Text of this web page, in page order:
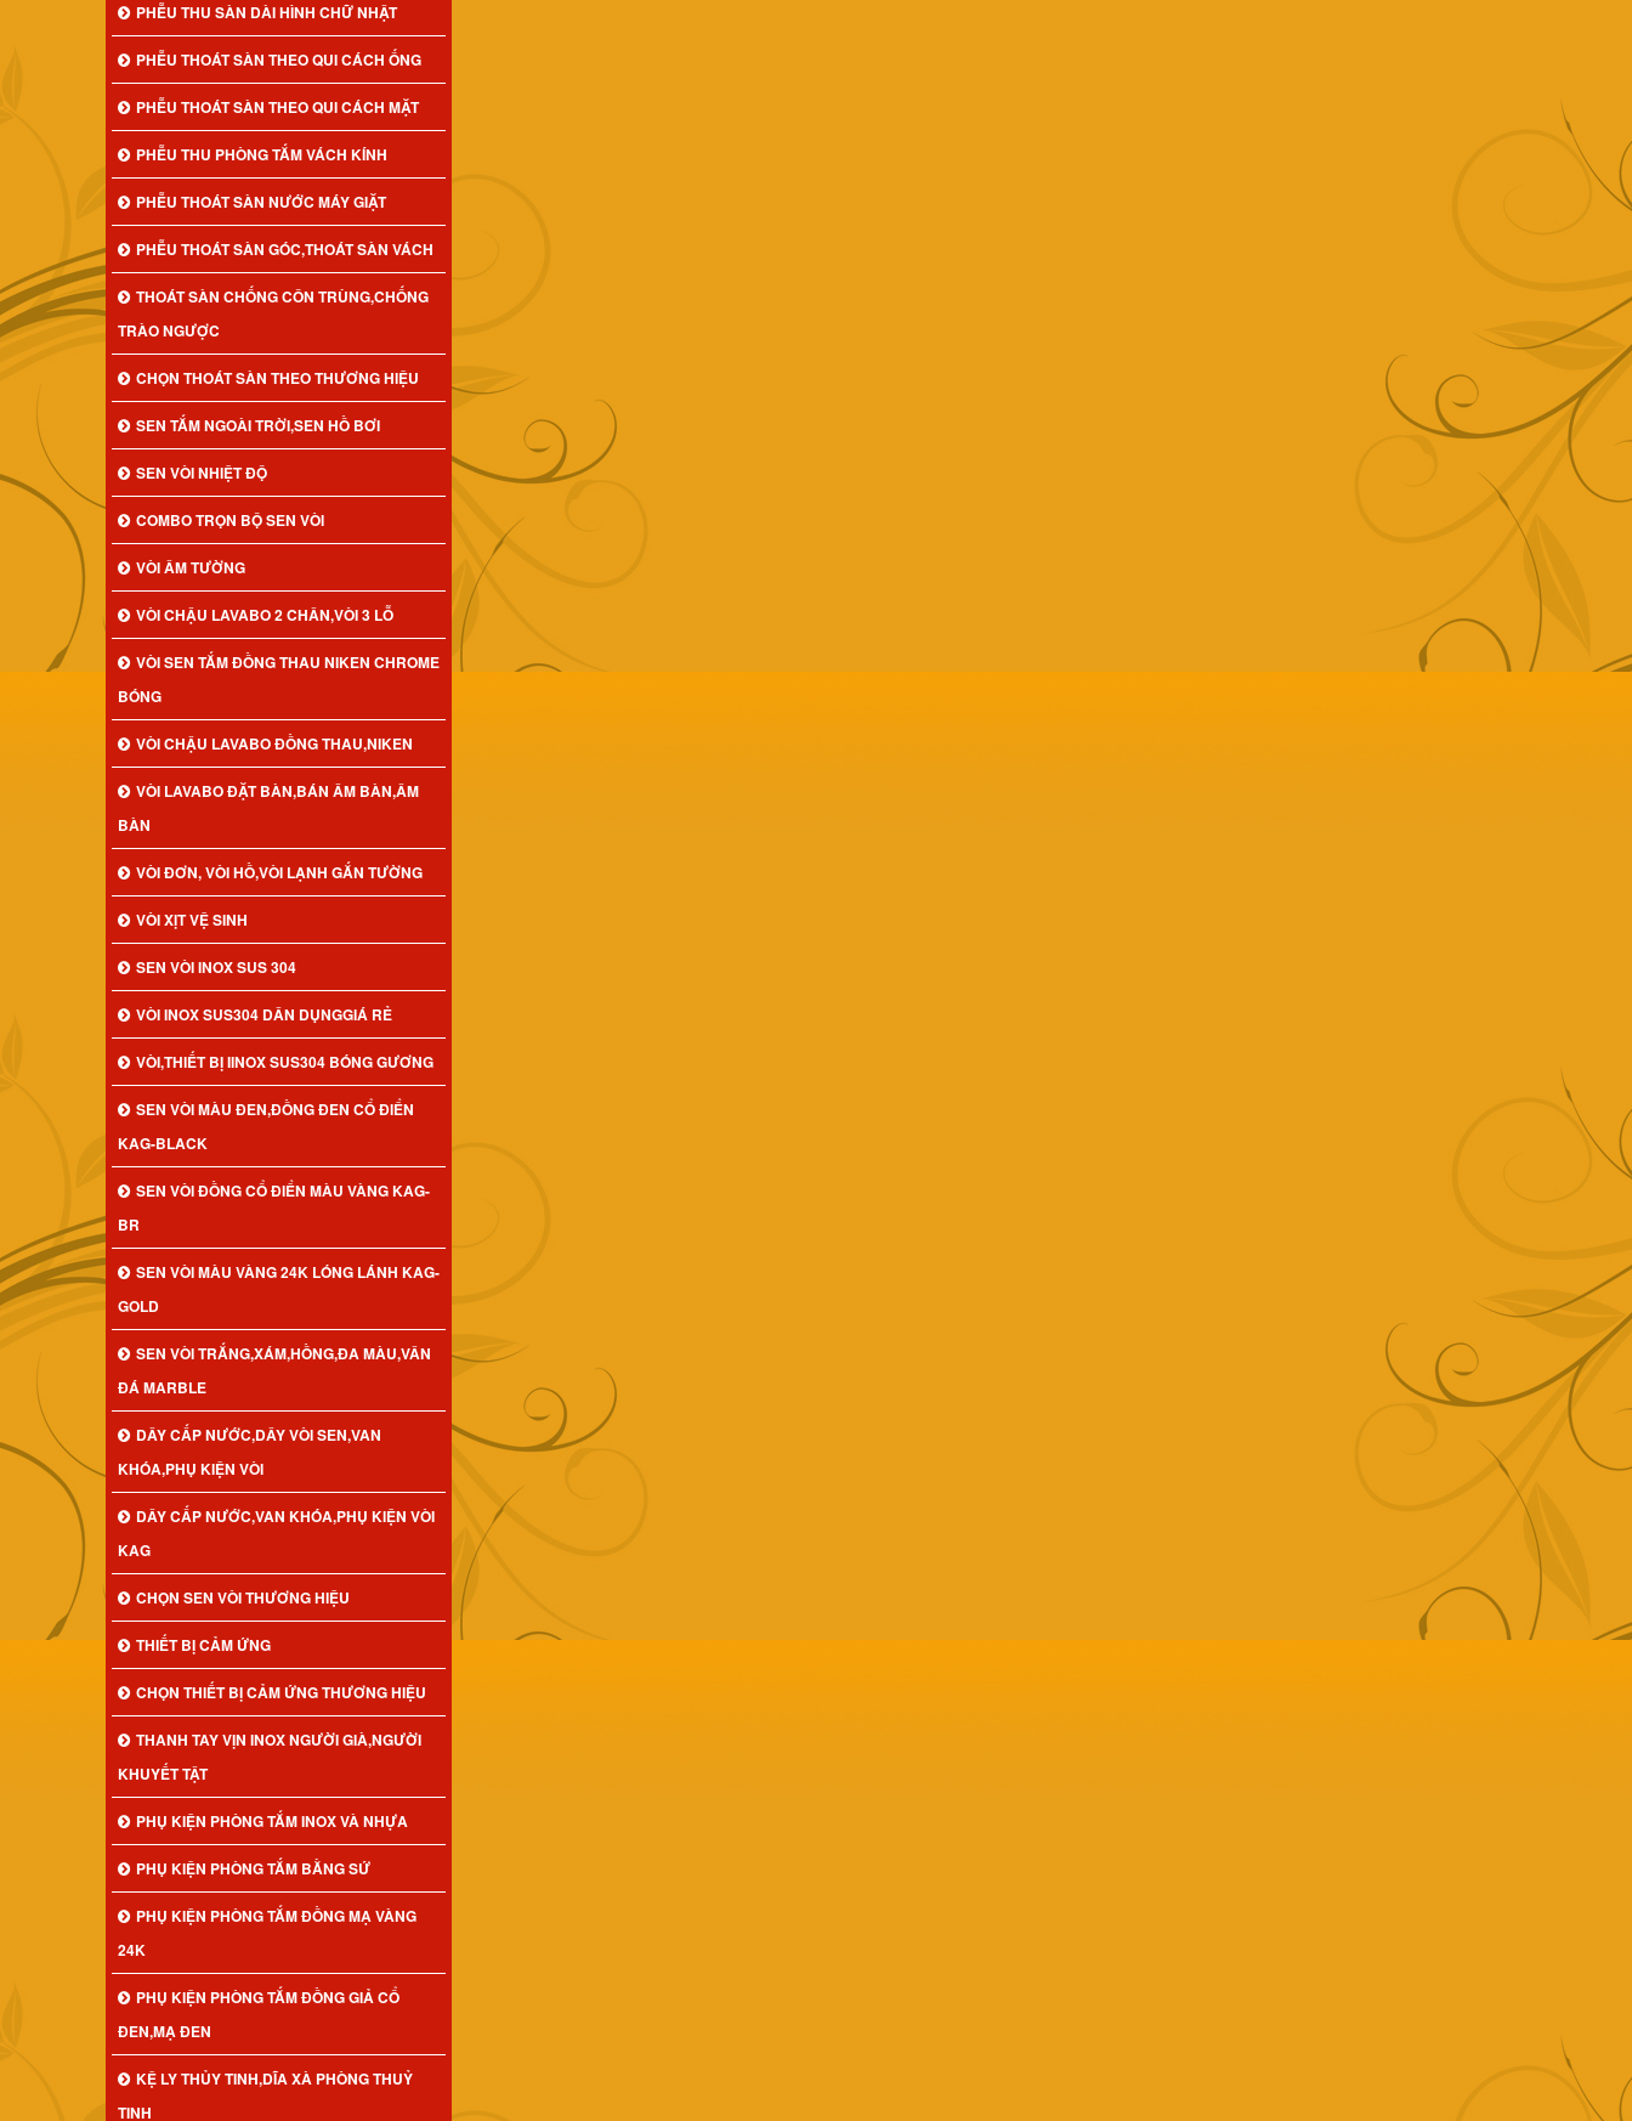
PHỄU THU SÀN DÀI HÌNH CHỮ NHẬT
PHỄU THOÁT SÀN THEO QUI CÁCH ỐNG
PHỄU THOÁT SÀN THEO QUI CÁCH MẶT
PHỄU THU PHÒNG TẮM VÁCH KÍNH
PHỄU THOÁT SÀN NƯỚC MÁY GIẶT
PHỄU THOÁT SÀN GÓC,THOÁT SÀN VÁCH
THOÁT SÀN CHỐNG CÔN TRÙNG,CHỐNG
TRÀO NGƯỢC
CHỌN THOÁT SÀN THEO THƯƠNG HIỆU
SEN TẮM NGOÀI TRỜI,SEN HỒ BƠI
SEN VÒI NHIỆT ĐỘ
COMBO TRỌN BỘ SEN VÒI
VÒI ÂM TƯỜNG
VÒI CHẬU LAVABO 2 CHÂN,VÒI 3 LỖ
VÒI SEN TẮM ĐỒNG THAU NIKEN CHROME
BÓNG
VÒI CHẬU LAVABO ĐỒNG THAU,NIKEN
VÒI LAVABO ĐẶT BÀN,BÁN ÂM BÀN,ÂM
BÀN
VÒI ĐƠN, VÒI HỒ,VÒI LẠNH GẮN TƯỜNG
VÒI XỊT VỆ SINH
SEN VÒI INOX SUS 304
VÒI INOX SUS304 DÂN DỤNGGIÁ RẺ
VÒI,THIẾT BỊ IINOX SUS304 BÓNG GƯƠNG
SEN VÒI MÀU ĐEN,ĐỒNG ĐEN CỔ ĐIỂN
KAG-BLACK
SEN VÒI ĐỒNG CỔ ĐIỂN MÀU VÀNG KAG-
BR
SEN VÒI MÀU VÀNG 24K LÓNG LÁNH KAG-
GOLD
SEN VÒI TRẮNG,XÁM,HỒNG,ĐA MÀU,VÂN
ĐÁ MARBLE
DÂY CẤP NƯỚC,DÂY VÒI SEN,VAN
KHÓA,PHỤ KIỆN VÒI
DÂY CẤP NƯỚC,VAN KHÓA,PHỤ KIỆN VÒI
KAG
CHỌN SEN VÒI THƯƠNG HIỆU
THIẾT BỊ CẢM ỨNG
CHỌN THIẾT BỊ CẢM ỨNG THƯƠNG HIỆU
THANH TAY VỊN INOX NGƯỜI GIÀ,NGƯỜI
KHUYẾT TẬT
PHỤ KIỆN PHÒNG TẮM INOX VÀ NHỰA
PHỤ KIỆN PHÒNG TẮM BẰNG SỨ
PHỤ KIỆN PHÒNG TẮM ĐỒNG MẠ VÀNG
24K
PHỤ KIỆN PHÒNG TẮM ĐỒNG GIẢ CỔ
ĐEN,MẠ ĐEN
KỆ LY THỦY TINH,DĨA XÀ PHÒNG THUỶ
TINH